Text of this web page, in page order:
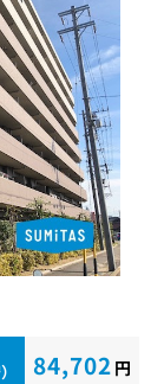
84,702 円